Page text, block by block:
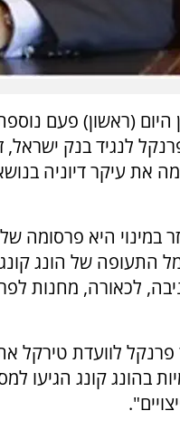
היום (ראשון) פעם
לנגיד בנק
את עיקר דיוניה
במינוי היא פרסומה
התעופה של הונג
לכאורה, מחנות
פרנקל לוועדת טירקל
בהונג קונג הגיעו